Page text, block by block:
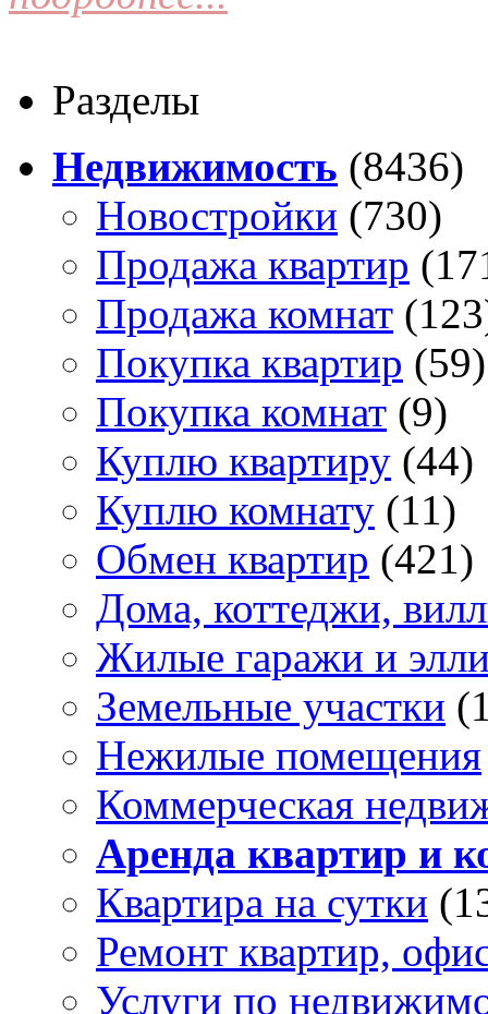
Разделы
Недвижимость (8436)
Новостройки (730)
Продажа квартир
Продажа комнат
Покупка квартир (59)
Покупка комнат (9)
Куплю квартиру (44)
Куплю комнату (11)
Обмен квартир (421)
Дома, коттеджи,
Жилые гаражи и
Земельные участки
Нежилые помещения
Коммерческая
Аренда квартир и
Квартира на сутки
Ремонт квартир,
Услуги по